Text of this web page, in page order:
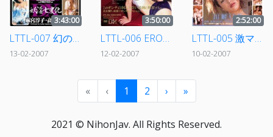
3:43:00
LTTL-007 幻の大物女優《復刻版》 妖淫七変化DX
13-02-2007
3:50:00
LTTL-006 EROSTY DOLL DX
12-02-2007
2:52:00
LTTL-005 激マジ乱交3時間！ Swap Party
10-02-2007
« ‹ 1 2 › »
2021 © NihonJav. All Rights Reserved.